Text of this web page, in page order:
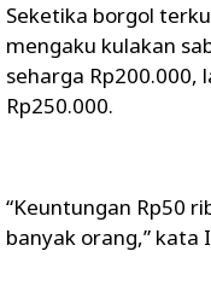
Seketika borgol
mengaku kulakan
seharga Rp200.000,
Rp250.000.
“Keuntungan Rp50
banyak orang,” kata